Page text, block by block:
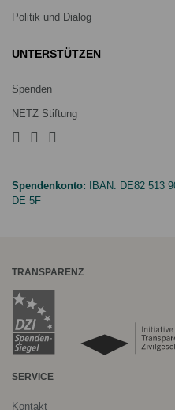
Politik und Dialog
UNTERSTÜTZEN
Spenden
NETZ Stiftung
Spendenkonto: IBAN: DE82 513
DE 5F
TRANSPARENZ
SERVICE
Kontakt